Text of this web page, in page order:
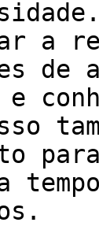
a
de